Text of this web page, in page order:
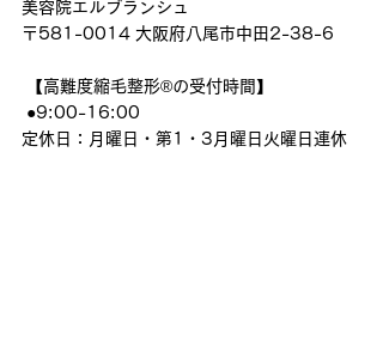
美容院エルブランシュ
〒581-0014 大阪府八尾市中田2-38-6
【高難度縮毛整形®︎の受付時間】
●9:00-16:00
定休日：月曜日・第1・3月曜日火曜日連休